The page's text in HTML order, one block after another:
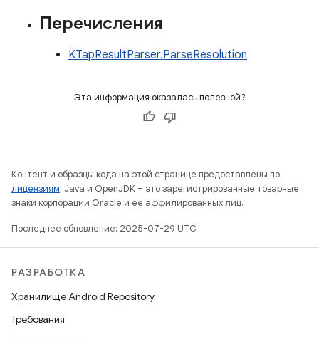
Перечисления
KTapResultParser.ParseResolution
Эта информация оказалась полезной?
Контент и образцы кода на этой странице предоставлены по
лицензиям. Java и OpenJDK – это зарегистрированные товарные
знаки корпорации Oracle и ее аффилированных лиц.
Последнее обновление: 2025-07-29 UTC.
РАЗРАБОТКА
Хранилище Android Repository
Требования